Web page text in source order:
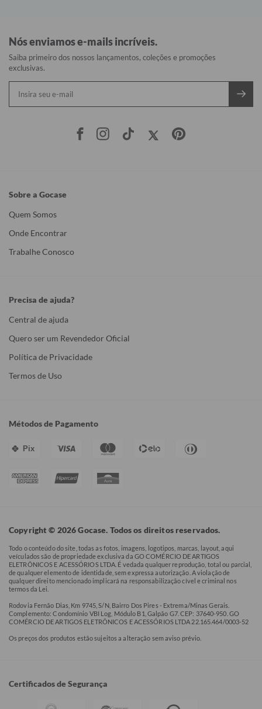
Nós enviamos e-mails incríveis.
Saiba primeiro dos nossos lançamentos, coleções e promoções
exclusivas.
Sobre a Gocase
Quem Somos
Onde Encontrar
Trabalhe Conosco
Precisa de ajuda?
Central de ajuda
Quero ser um Revendedor Oficial
Política de Privacidade
Termos de Uso
Métodos de Pagamento
Pix
Copyright © 2026 Gocase. Todos os direitos reservados.
Todo o conteúdo do site, todas as fotos, imagens, logotipos, marcas, layout, aqui
veículados são de propriedade exclusiva da GO COMÉRCIO DE ARTIGOS
ELETRÔNICOS E ACESSÓRIOS LTDA. É vedada qualquer reprodução, total ou parcial,
de qualquer elemento de identidade, sem expressa autorização. A violação de
qualquer direito mencionado implicará na responsabilização cível e criminal nos
termos da Lei.
Rodovia Fernão Dias, Km 9745, S/N, Bairro Dos Pires - Extrema/Minas Gerais.
Complemento: Condomínio VBI Log, Módulo B1, Galpão G7. CEP: 37640-950. GO
COMÉRCIO DE ARTIGOS ELETRÔNICOS E ACESSÓRIOS LTDA 22.165.464/0003-52
Os preços dos produtos estão sujeitos a alteração sem aviso prévio.
Certificados de Segurança